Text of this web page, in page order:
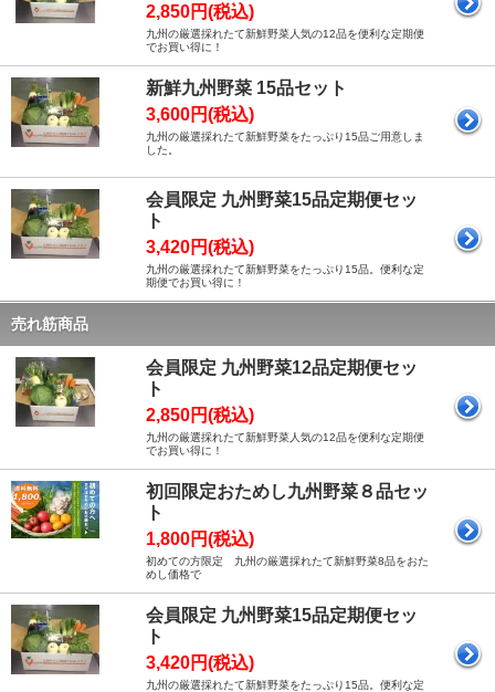
2,850円(税込)
九州の厳選採れたて新鮮野菜人気の12品を便利な定期便
でお買い得に！
新鮮九州野菜 15品セット
3,600円(税込)
九州の厳選採れたて新鮮野菜をたっぷり15品ご用意しま
した。
会員限定 九州野菜15品定期便セッ
ト
3,420円(税込)
九州の厳選採れたて新鮮野菜をたっぷり15品。便利な定
期便でお買い得に！
売れ筋商品
会員限定 九州野菜12品定期便セッ
ト
2,850円(税込)
九州の厳選採れたて新鮮野菜人気の12品を便利な定期便
でお買い得に！
初回限定おためし九州野菜８品セッ
ト
1,800円(税込)
初めての方限定 九州の厳選採れたて新鮮野菜8品をおた
めし価格で
会員限定 九州野菜15品定期便セッ
ト
3,420円(税込)
九州の厳選採れたて新鮮野菜をたっぷり15品。便利な定